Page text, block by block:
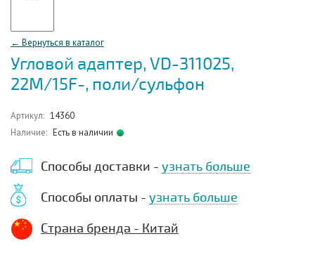
← Вернуться в каталог
Угловой адаптер, VD-311025,
22M/15F-, поли/сульфон
Артикул: 14360
Наличие: Есть в наличии
Способы доставки - узнать больше
Способы оплаты - узнать больше
Страна бренда - Китай